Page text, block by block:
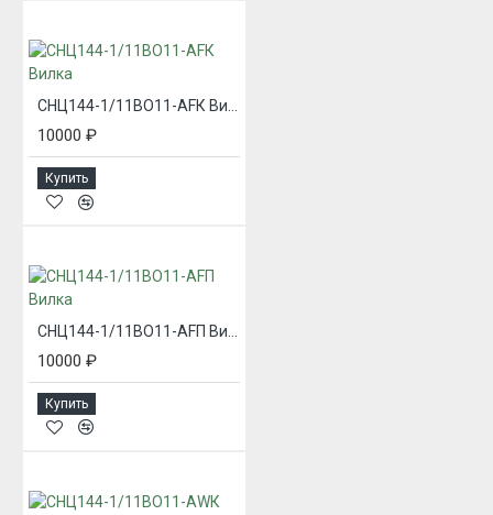
СНЦ144-1/11ВО11-AFК Вилка
10000 ₽
Купить
10000 ₽
Купить